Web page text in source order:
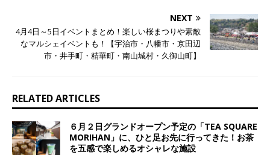
NEXT
4月4日～5日イベントまとめ！楽しい桜まつりや素敵
なマルシェイベントも！【宇治市・八幡市・京田辺
市・井手町・精華町・南山城村・久御山町】
RELATED ARTICLES
６月２日グランドオープン予定の「TEA SQUARE
MORIHAN」に、ひと足お先に行ってきた！お茶
を五感で楽しめるオシャレな施設